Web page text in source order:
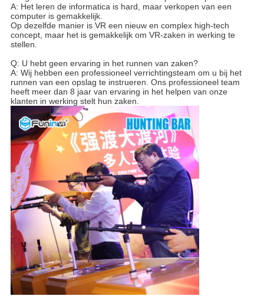
A: Het leren de informatica is hard, maar verkopen van een
computer is gemakkelijk.
Op dezelfde manier is VR een nieuw en complex high-tech
concept, maar het is gemakkelijk om VR-zaken in werking te
stellen.
Q: U hebt geen ervaring in het runnen van zaken?
A: Wij hebben een professioneel verrichtingsteam om u bij het
runnen van een opslag te instrueren. Ons professioneel team
heeft meer dan 8 jaar van ervaring in het helpen van onze
klanten in werking stelt hun zaken.